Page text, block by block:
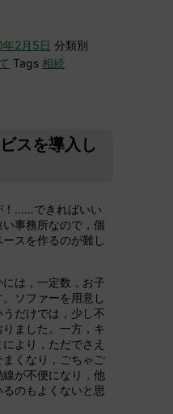
2月5日 分類別
Tags 相続
スを導入し
！……できればいい
事務所なので，個
スを作るのが難し
は，一定数，お子
ソファーを用意し
だけでは，少し不
ました。一方，キ
より，ただでさえ
くなり，ごちゃご
が不便になり，他
のもよくないと思